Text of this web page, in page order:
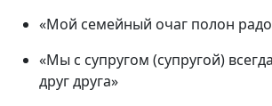
«Мой семейный очаг полон
«Мы с супругом (супругой)
друг друга»